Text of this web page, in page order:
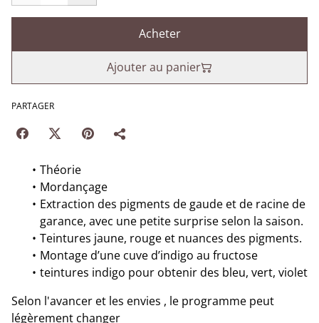
Acheter
Ajouter au panier
PARTAGER
Théorie
Mordançage
Extraction des pigments de gaude et de racine de
garance, avec une petite surprise selon la saison.
Teintures jaune, rouge et nuances des pigments.
Montage d’une cuve d’indigo au fructose
teintures indigo pour obtenir des bleu, vert, violet
Selon l'avancer et les envies , le programme peut
légèrement changer